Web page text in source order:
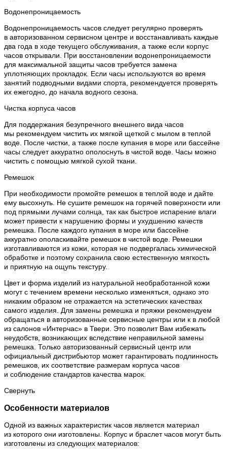
Водонепроницаемость
Водонепроницаемость часов следует регулярно проверять
в авторизованном сервисном центре и восстанавливать каждые
два года в ходе текущего обслуживания, а также если корпус
часов открывали. При восстановлении водонепроницаемости
для максимальной защиты часов требуется замена
уплотняющих прокладок. Если часы используются во время
занятий подводными видами спорта, рекомендуется проверять
их ежегодно, до начала водного сезона.
Чистка корпуса часов
Для поддержания безупречного внешнего вида часов
мы рекомендуем чистить их мягкой щеткой с мылом в теплой
воде. После чистки, а также после купания в море или бассейне
часы следует аккуратно ополоснуть в чистой воде. Часы можно
чистить с помощью мягкой сухой ткани.
Ремешок
При необходимости промойте ремешок в теплой воде и дайте
ему высохнуть. Не сушите ремешок на горячей поверхности или
под прямыми лучами солнца, так как быстрое испарение влаги
может привести к нарушению формы и ухудшению качеств
ремешка. После каждого купания в море или бассейне
аккуратно ополаскивайте ремешок в чистой воде. Ремешки
изготавливаются из кожи, которая не подвергалась химической
обработке и поэтому сохранила свою естественную мягкость
и приятную на ощупь текстуру.
Цвет и форма изделий из натуральной необработанной кожи
могут с течением времени несколько изменяться, однако это
никаким образом не отражается на эстетических качествах
самого изделия. Для замены ремешка и пряжки рекомендуем
обращаться в авторизованные сервисные центры или к в любой
из салонов «Интерчас» в Твери. Это позволит Вам избежать
неудобств, возникающих вследствие неправильной замены
ремешка. Только авторизованный сервисный центр или
официальный дистрибьютор может гарантировать подлинность
ремешков, их соответствие размерам корпуса часов
и соблюдение стандартов качества марок.
Свернуть
Особенности материалов
Одной из важных характеристик часов является материал
из которого они изготовлены. Корпус и браслет часов могут быть
изготовлены из следующих материалов: